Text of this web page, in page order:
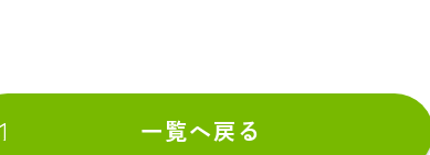
一覧へ戻る